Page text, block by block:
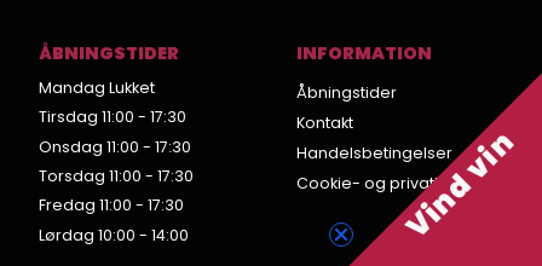
ÅBNINGSTIDER
Mandag Lukket
Tirsdag 11:00 - 17:30
Onsdag 11:00 - 17:30
Torsdag 11:00 - 17:30
Fredag 11:00 - 17:30
Lørdag 10:00 - 14:00
INFORMATION
Åbningstider
Kontakt
Handelsbetingelser
Cookie- og privatlivspolitik
Vind vin